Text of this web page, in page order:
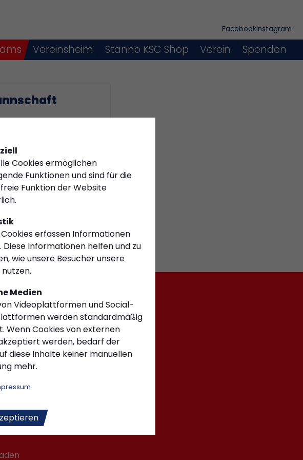
Cookies ermöglichen
Funktionen und sind für die
Funktion der Website
erfassen Informationen
Diese Informationen helfen und zu
wie unsere Besucher unsere
Medien
Videoplattformen und Social-
werden standardmäßig
Wenn Cookies von externen
werden, bedarf der
diese Inhalte keiner manuellen
mehr.
FacebookInstagram
Vereinsheim Stanno KSC Shop Verein Spenden
folgen